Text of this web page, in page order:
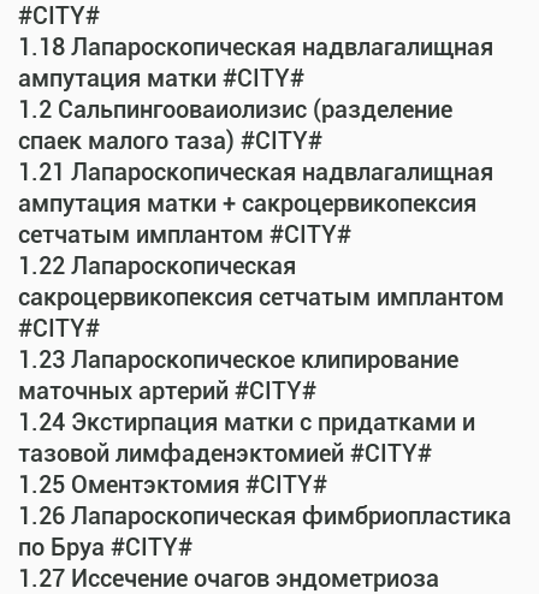
#CITY#
1.18 Лапароскопическая надвлагалищная
ампутация матки #CITY#
1.2 Сальпингооваиолизис (разделение
спаек малого таза) #CITY#
1.21 Лапароскопическая надвлагалищная
ампутация матки + сакроцервикопексия
сетчатым имплантом #CITY#
1.22 Лапароскопическая
сакроцервикопексия сетчатым имплантом
#CITY#
1.23 Лапароскопическое клипирование
маточных артерий #CITY#
1.24 Экстирпация матки с придатками и
тазовой лимфаденэктомией #CITY#
1.25 Оментэктомия #CITY#
1.26 Лапароскопическая фимбриопластика
по Бруа #CITY#
1.27 Иссечение очагов эндометриоза